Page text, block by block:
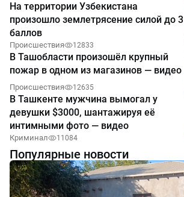
На территории Узбекистана
произошло землетрясение силой до 3
баллов
Происшествия 12833
В Ташобласти произошёл крупный
пожар в одном из магазинов — видео
Происшествия 12635
В Ташкенте мужчина вымогал у
девушки $3000, шантажируя её
интимными фото — видео
Криминал 11084
Популярные новости